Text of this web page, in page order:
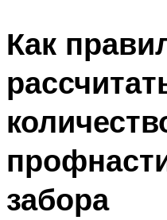
Как
забора